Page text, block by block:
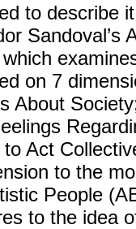
to describe
Sandoval’s
on 7
About
Act
to the
People
to the idea